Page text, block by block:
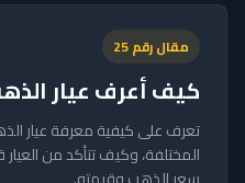
مقال رقم 25
كيف أعرف عيار
تعرف على كيفية معرفة عيار
المختلفة، وكيف تتأكد من العيار